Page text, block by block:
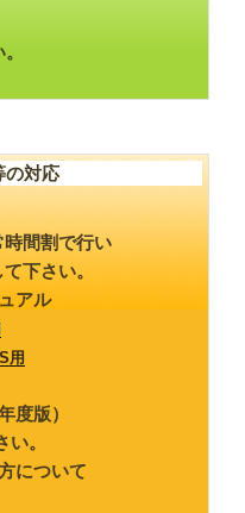
の対応
間割で行い
下さい。
アル
用
度版）
。
について